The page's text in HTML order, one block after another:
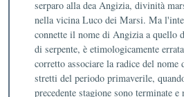
serparo alla dea Angizia, divinità
nella vicina Luco dei Marsi. Ma
connette il nome di Angizia a quello
di serpente, è etimologicamente
corretto associare la radice del nome
stretti del periodo primaverile,
precedente stagione sono terminate e